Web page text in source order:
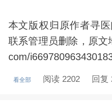
本文版权归原作者寻
联系管理员删除，原
com/
看全部 阅读 2202 回复